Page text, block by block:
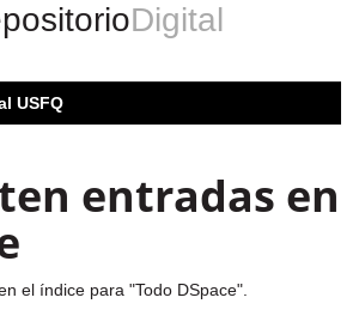
Digital
USFQ
entradas en
el índice para "Todo DSpace".